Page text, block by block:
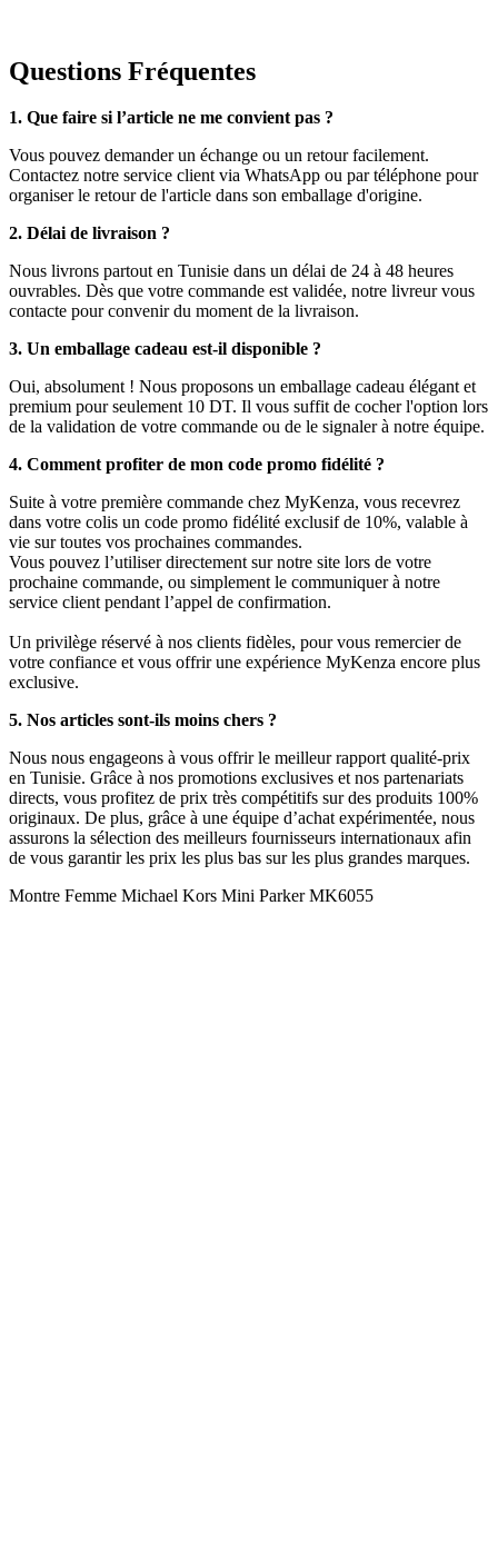
Questions Fréquentes
1. Que faire si l’article ne me convient pas ?
Vous pouvez demander un échange ou un retour facilement.
Contactez notre service client via WhatsApp ou par téléphone pour
organiser le retour de l'article dans son emballage d'origine.
2. Délai de livraison ?
Nous livrons partout en Tunisie dans un délai de 24 à 48 heures
ouvrables. Dès que votre commande est validée, notre livreur vous
contacte pour convenir du moment de la livraison.
3. Un emballage cadeau est-il disponible ?
Oui, absolument ! Nous proposons un emballage cadeau élégant et
premium pour seulement 10 DT. Il vous suffit de cocher l'option lors
de la validation de votre commande ou de le signaler à notre équipe.
4. Comment profiter de mon code promo fidélité ?
Suite à votre première commande chez MyKenza, vous recevrez
dans votre colis un code promo fidélité exclusif de 10%, valable à
vie sur toutes vos prochaines commandes.
Vous pouvez l’utiliser directement sur notre site lors de votre
prochaine commande, ou simplement le communiquer à notre
service client pendant l’appel de confirmation.
Un privilège réservé à nos clients fidèles, pour vous remercier de
votre confiance et vous offrir une expérience MyKenza encore plus
exclusive.
5. Nos articles sont-ils moins chers ?
Nous nous engageons à vous offrir le meilleur rapport qualité-prix
en Tunisie. Grâce à nos promotions exclusives et nos partenariats
directs, vous profitez de prix très compétitifs sur des produits 100%
originaux. De plus, grâce à une équipe d’achat expérimentée, nous
assurons la sélection des meilleurs fournisseurs internationaux afin
de vous garantir les prix les plus bas sur les plus grandes marques.
Montre Femme Michael Kors Mini Parker MK6055